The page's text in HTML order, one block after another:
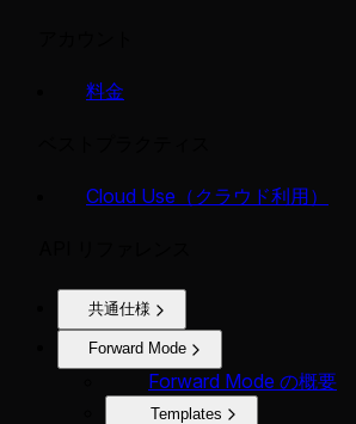
料金
Cloud Use（クラウド利用）
共通仕様
Forward Mode
Forward Mode の概要
Templates